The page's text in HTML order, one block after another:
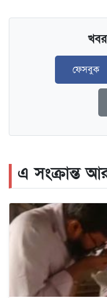
ফেসবুক
এ সংক্রান্ত